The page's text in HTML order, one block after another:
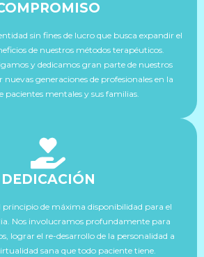
sin fines de lucro que busca expandir el
de nuestros métodos terapéuticos.
y dedicamos gran parte de nuestros
nuevas generaciones de profesionales en la
pacientes mentales y sus familias.
DEDICACIÓN
principio de máxima disponibilidad para el
Nos involucramos profundamente para
lograr el re-desarrollo de la personalidad a
sana que todo paciente tiene.